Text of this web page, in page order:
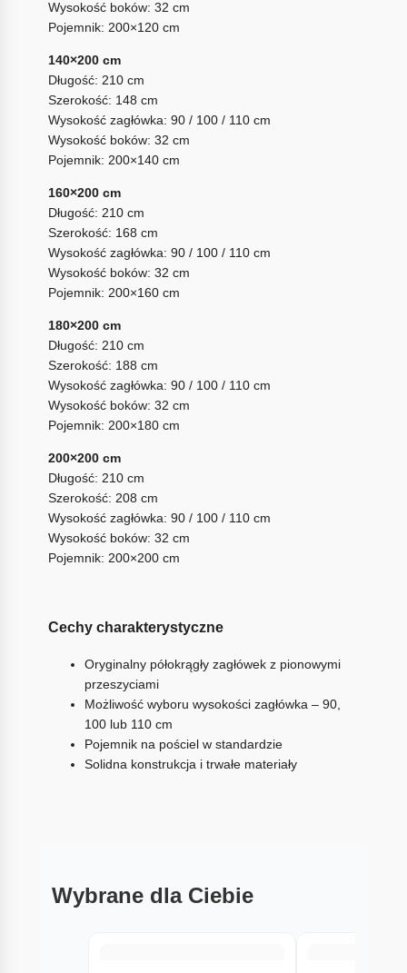
Wysokość boków: 32 cm
Pojemnik: 200×120 cm
140×200 cm
Długość: 210 cm
Szerokość: 148 cm
Wysokość zagłówka: 90 / 100 / 110 cm
Wysokość boków: 32 cm
Pojemnik: 200×140 cm
160×200 cm
Długość: 210 cm
Szerokość: 168 cm
Wysokość zagłówka: 90 / 100 / 110 cm
Wysokość boków: 32 cm
Pojemnik: 200×160 cm
180×200 cm
Długość: 210 cm
Szerokość: 188 cm
Wysokość zagłówka: 90 / 100 / 110 cm
Wysokość boków: 32 cm
Pojemnik: 200×180 cm
200×200 cm
Długość: 210 cm
Szerokość: 208 cm
Wysokość zagłówka: 90 / 100 / 110 cm
Wysokość boków: 32 cm
Pojemnik: 200×200 cm
Cechy charakterystyczne
Oryginalny półokrągły zagłówek z pionowymi
przeszyciami
Możliwość wyboru wysokości zagłówka – 90,
100 lub 110 cm
Pojemnik na pościel w standardzie
Solidna konstrukcja i trwałe materiały
Wybrane dla Ciebie